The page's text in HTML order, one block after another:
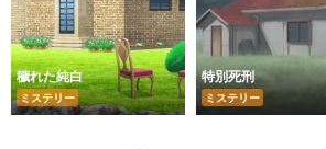
穢れた純白
ミステリー
特別死刑
ミステリー